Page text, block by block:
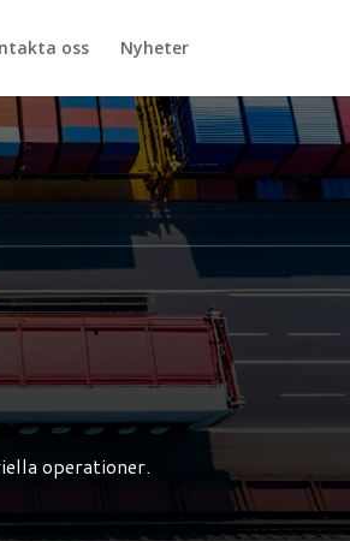
oss Nyheter
operationer.